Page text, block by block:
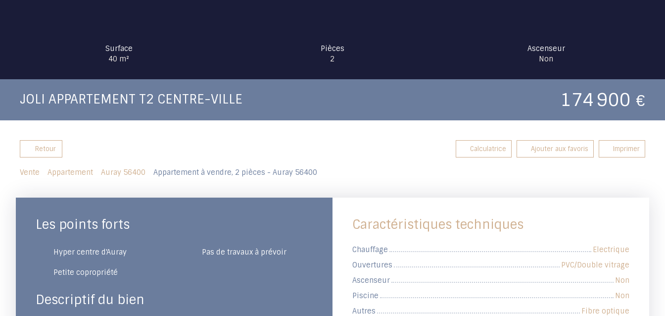
Surface
40 m²
Pièces
2
Ascenseur
Non
JOLI APPARTEMENT T2 CENTRE-VILLE 174 900 €
Retour Calculatrice Ajouter aux favoris Imprimer
Vente Appartement Auray 56400 Appartement à vendre, 2 pièces - Auray 56400
Les points forts
Hyper centre d'Auray Pas de travaux à prévoir
Petite copropriété
Descriptif du bien
Caractéristiques techniques
Chauffage
Electrique
Ouvertures
PVC/Double vitrage
Ascenseur
Non
Piscine
Non
Autres
Fibre optique